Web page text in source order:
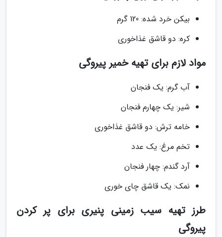
بیکن خرد شده: 120 گرم
کره: دو قاشق غذاخوری
مواد لازم برای تهیه خمیر پیروگی
آب گرم: یک فنجان
شیر: یک چهارم فنجان
خامه ترش: دو قاشق غذاخوری
تخم مرغ: یک عدد
آرد گندم: چهار فنجان
نمک: یک قاشق چای خوری
طرز تهیه سیب زمینی پنیری برای پر کردن
پیروگی